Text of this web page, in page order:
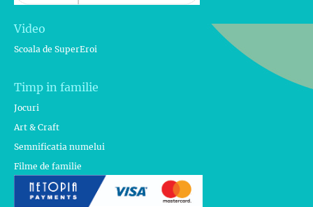
Video
Scoala de SuperEroi
Timp in familie
Jocuri
Art & Craft
Semnificatia numelui
Filme de familie